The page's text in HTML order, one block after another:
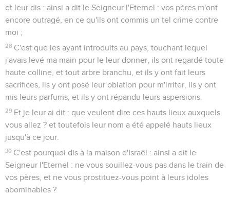
et leur dis : ainsi a dit le Seigneur l'Eternel : vos pères m'ont
encore outragé, en ce qu'ils ont commis un tel crime contre
moi ;
28 C'est que les ayant introduits au pays, touchant lequel
j'avais levé ma main pour le leur donner, ils ont regardé toute
haute colline, et tout arbre branchu, et ils y ont fait leurs
sacrifices, ils y ont posé leur oblation pour m'irriter, ils y ont
mis leurs parfums, et ils y ont répandu leurs aspersions.
29 Et je leur ai dit : que veulent dire ces hauts lieux auxquels
vous allez ? et toutefois leur nom a été appelé hauts lieux
jusqu'à ce jour.
30 C'est pourquoi dis à la maison d'Israël : ainsi a dit le
Seigneur l'Eternel : ne vous souillez-vous pas dans le train de
vos pères, et ne vous prostituez-vous point à leurs idoles
abominables ?